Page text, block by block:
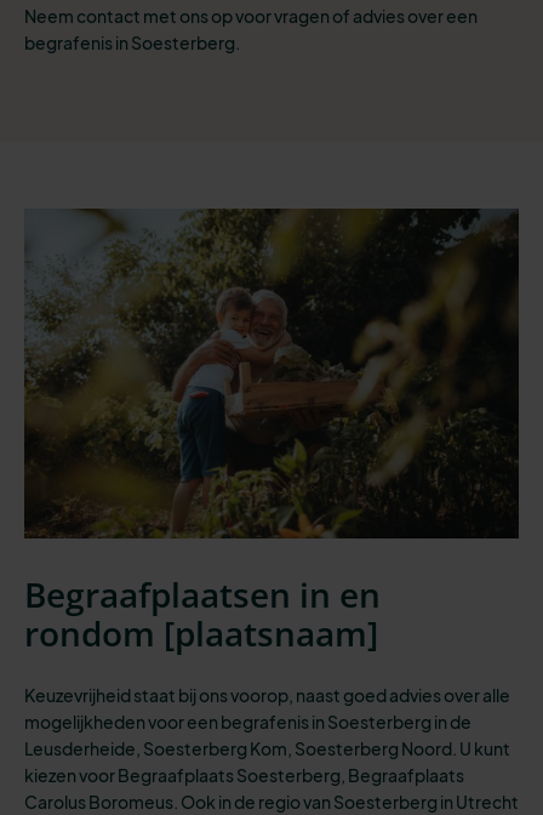
Neem contact met ons op voor vragen of advies over een
begrafenis in Soesterberg.
Begraafplaatsen in en
rondom [plaatsnaam]
Keuzevrijheid staat bij ons voorop, naast goed advies over alle
mogelijkhedenvoor een begrafenisin Soesterberg in de
Leusderheide, Soesterberg Kom, Soesterberg Noord. U kunt
kiezen voorBegraafplaats Soesterberg, Begraafplaats
Carolus Boromeus. Ook in de regio van Soesterberg in Utrecht